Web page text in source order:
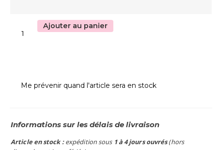
Ajouter au panier
Me prévenir quand l'article sera en stock
Informations sur les délais de livraison
Article en stock :expédition sous 1 à 4 jours ouvrés(hors